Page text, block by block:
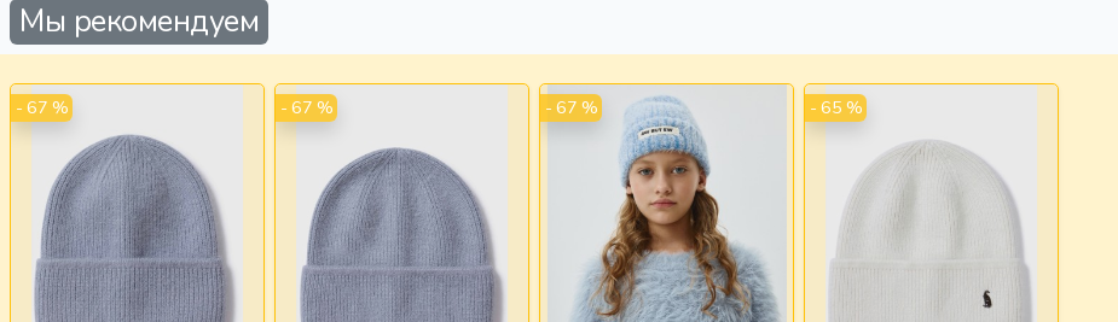
Мы рекомендуем
- 67 % - 67 % - 67 % - 65 %